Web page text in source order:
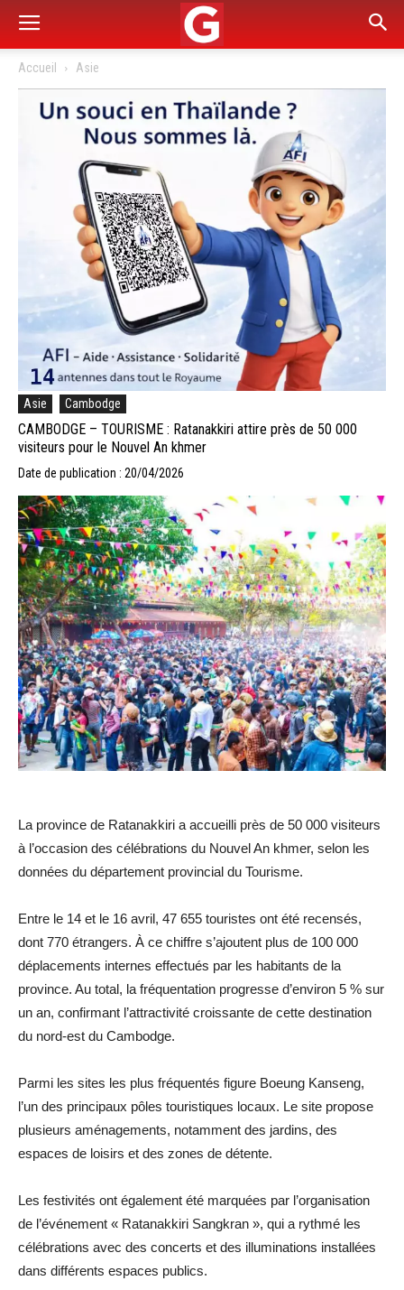
Accueil Asie
Asie Cambodge
CAMBODGE – TOURISME : Ratanakkiri attire près de 50 000
visiteurs pour le Nouvel An khmer
Date de publication : 20/04/2026
La province de Ratanakkiri a accueilli près de 50 000 visiteurs
à l’occasion des célébrations du Nouvel An khmer, selon les
données du département provincial du Tourisme.
Entre le 14 et le 16 avril, 47 655 touristes ont été recensés,
dont 770 étrangers. À ce chiffre s’ajoutent plus de 100 000
déplacements internes effectués par les habitants de la
province. Au total, la fréquentation progresse d’environ 5 % sur
un an, confirmant l’attractivité croissante de cette destination
du nord-est du Cambodge.
Parmi les sites les plus fréquentés figure Boeung Kanseng,
l’un des principaux pôles touristiques locaux. Le site propose
plusieurs aménagements, notamment des jardins, des
espaces de loisirs et des zones de détente.
Les festivités ont également été marquées par l’organisation
de l’événement « Ratanakkiri Sangkran », qui a rythmé les
célébrations avec des concerts et des illuminations installées
dans différents espaces publics.